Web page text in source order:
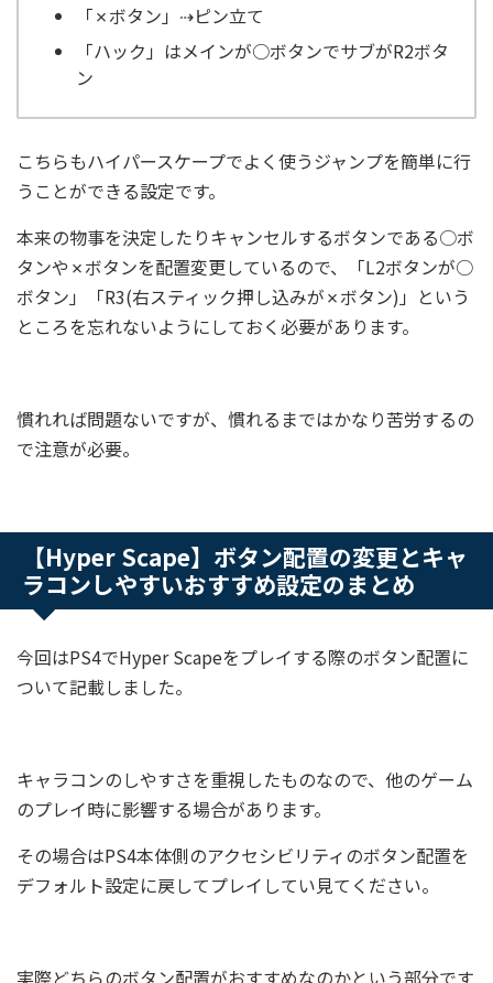
「✗ボタン」⇢ピン立て
「ハック」はメインが○ボタンでサブがR2ボタ
ン
こちらもハイパースケープでよく使うジャンプを簡単に行
うことができる設定です。
本来の物事を決定したりキャンセルするボタンである○ボ
タンや✗ボタンを配置変更しているので、「L2ボタンが○
ボタン」「R3(右スティック押し込みが✗ボタン)」という
ところを忘れないようにしておく必要があります。
慣れれば問題ないですが、慣れるまではかなり苦労するの
で注意が必要。
【Hyper Scape】ボタン配置の変更とキャ
ラコンしやすいおすすめ設定のまとめ
今回はPS4でHyper Scapeをプレイする際のボタン配置に
ついて記載しました。
キャラコンのしやすさを重視したものなので、他のゲーム
のプレイ時に影響する場合があります。
その場合はPS4本体側のアクセシビリティのボタン配置を
デフォルト設定に戻してプレイしてい見てください。
実際どちらのボタン配置がおすすめなのかという部分です